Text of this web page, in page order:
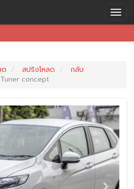
ด สปริงโหลด
กลับ
concept
Next